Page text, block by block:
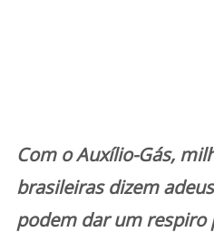
Com o Auxílio-Gás,
brasileiras dizem
podem dar um respiro